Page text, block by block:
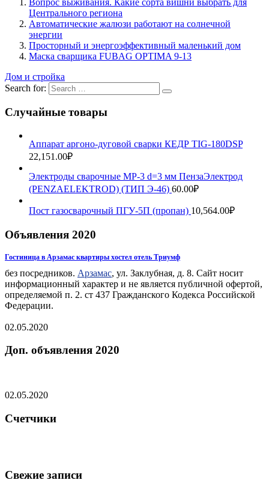
Центрального региона
Автоматические жалюзи работают на солнечной
энергии
Просторный и энергоэффективный маленький дом
Маска сварщика FUBAG OPTIMA 9-13
Дом и стройка
Search for:
Случайные товары
Аппарат аргоно-дуговой сварки КЕДР TIG-180DSP
22,151.00₽
Электроды сварочные МР-3 d=3 мм ПензаЭлектрод
(PENZAELEKTROD) (ТИП Э-46) 60.00₽
Пост газосварочный ПГУ-5П (пропан) 10,564.00₽
Объявления 2020
Гостиница в Арзамас квартиры хостел отель Триумф
без посредников. Арзамас, ул. Заклубная, д. 8. Сайт носит
информационный характер и не является публичной офертой,
определяемой п. 2. ст 437 Гражданского Кодекса Российской
Федерации.
02.05.2020
Доп. объявления 2020
02.05.2020
Счетчики
Свежие записи